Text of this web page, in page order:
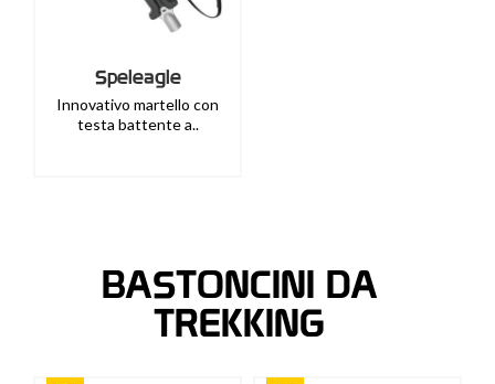
Speleagle
Innovativo martello con
testa battente a..
BASTONCINI DA
TREKKING